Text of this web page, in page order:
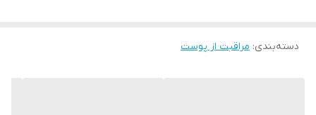
ایده آل برای قبل از آرایش
دسته‌بندی: مراقبت از پوست